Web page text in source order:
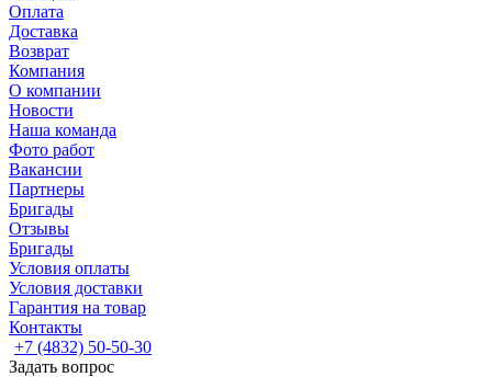
Оплата
Доставка
Возврат
Компания
О компании
Новости
Наша команда
Фото работ
Вакансии
Партнеры
Бригады
Отзывы
Бригады
Условия оплаты
Условия доставки
Гарантия на товар
Контакты
+7 (4832) 50-50-30
Задать вопрос